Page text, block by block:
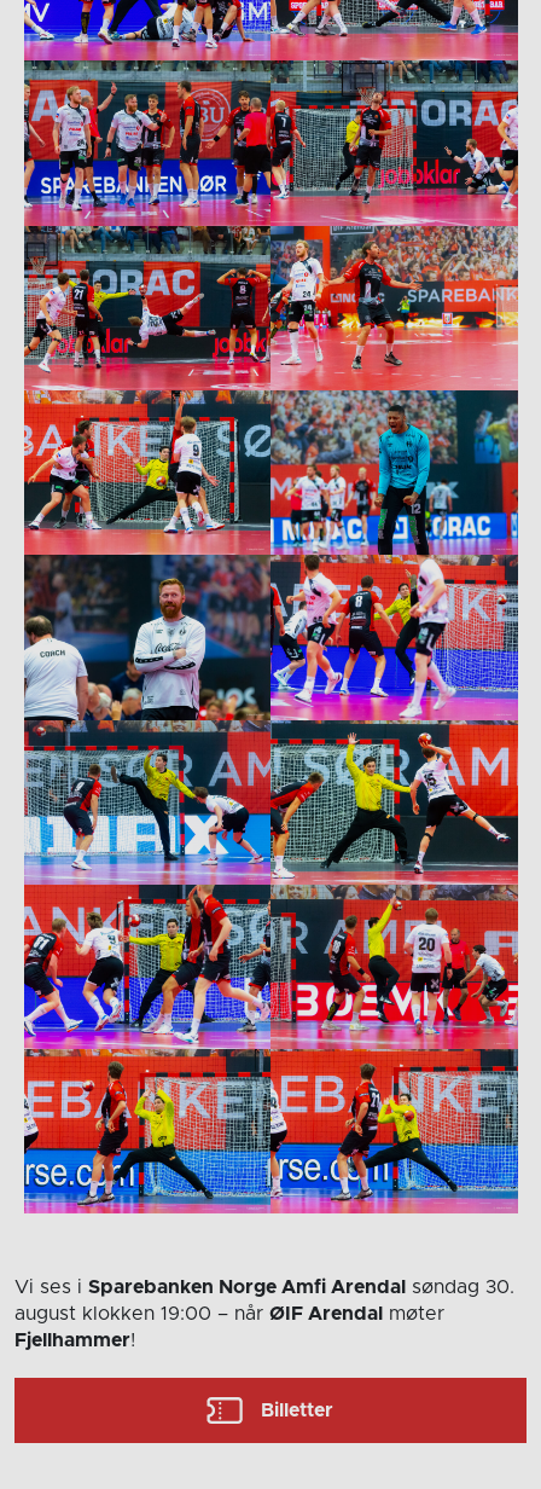
Vi ses i Sparebanken Norge Amfi Arendal
søndag 30.
august klokken 19:00 – når ØIF Arendal
møter
Fjellhammer!
Billetter